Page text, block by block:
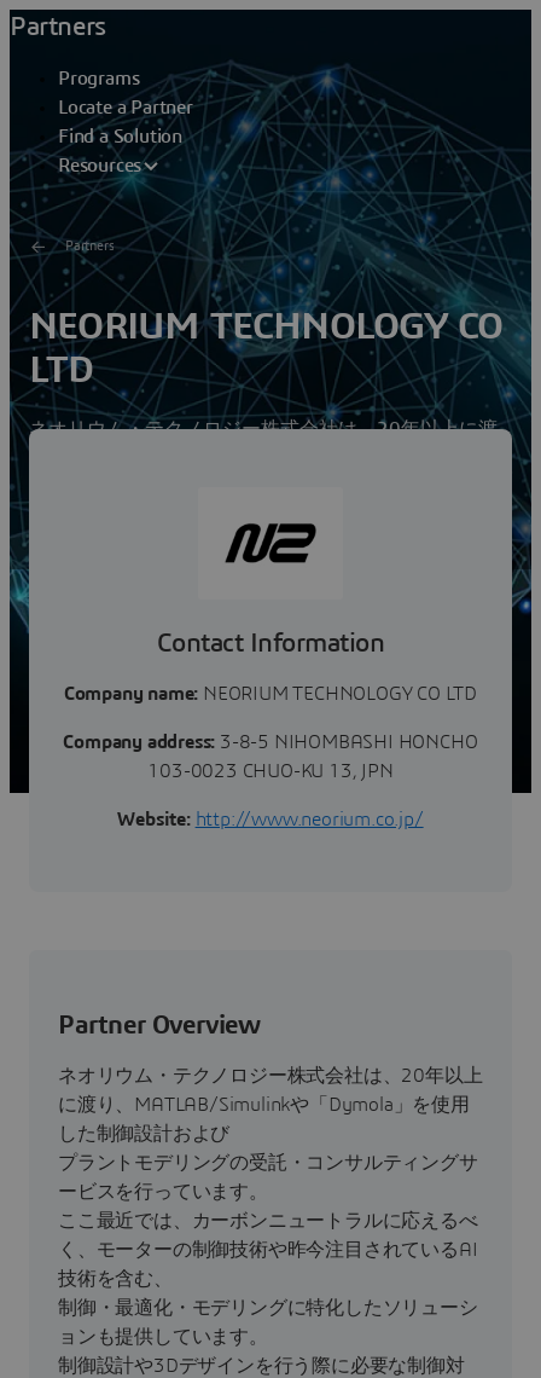
Partners
Programs
Locate a Partner
Find a Solution
Resources
Partners
NEORIUM TECHNOLOGY CO
LTD
ネオリウム・テクノロジー株式会社は、20年以上に渡
ートラルに応えるべく、モーターの制御技術や昨今注目
されているAI技術を含む、制御・最適化・モデ...
Contact Information
Company name: NEORIUM TECHNOLOGY CO LTD
Company address: 3-8-5 NIHOMBASHI HONCHO
103-0023 CHUO-KU 13, JPN
Website: http://www.neorium.co.jp/
Partner Overview
ネオリウム・テクノロジー株式会社は、20年以上
に渡り、MATLAB/Simulinkや「Dymola」を使用
した制御設計および
プラントモデリングの受託・コンサルティングサ
ービスを行っています。
ここ最近では、カーボンニュートラルに応えるべ
く、モーターの制御技術や昨今注目されているAI
技術を含む、
制御・最適化・モデリングに特化したソリューシ
ョンも提供しています。
制御設計や3Dデザインを行う際に必要な制御対